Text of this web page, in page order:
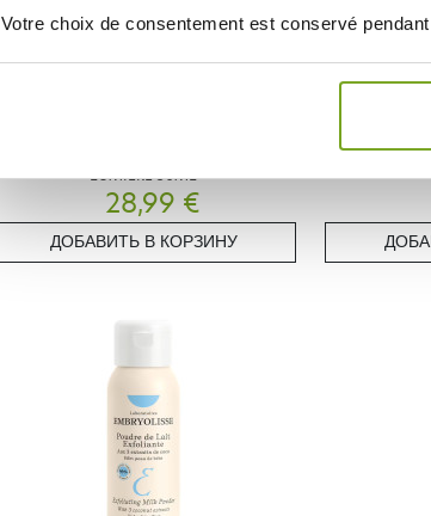
Votre choix de consentement est conservé
LUMIERE 50ML
28,99 €
ДОБАВИТЬ В КОРЗИНУ